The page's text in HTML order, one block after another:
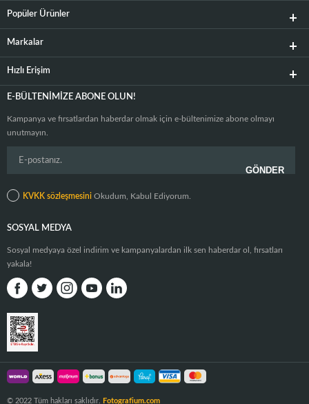
Popüler Ürünler
Markalar
Hızlı Erişim
E-BÜLTENIMIZE ABONE OLUN!
Kampanya ve fırsatlardan haberdar olmak için e-bültenimize abone olmayı
unutmayın.
KVKK sözleşmesini Okudum, Kabul Ediyorum.
SOSYAL MEDYA
Sosyal medyaya özel indirim ve kampanyalardan ilk sen haberdar ol, fırsatları
yakala!
© 2022 Tüm hakları saklıdır. Fotografium.com